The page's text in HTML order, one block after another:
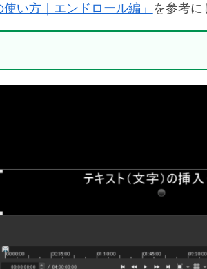
使い方｜エンドロール編」 を参考に